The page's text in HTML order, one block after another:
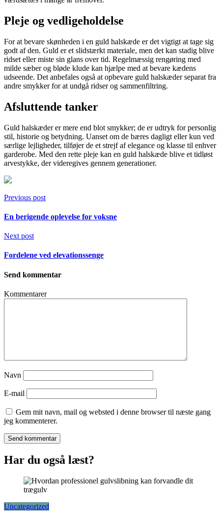
Pleje og vedligeholdelse
For at bevare skønheden i en guld halskæde er det vigtigt at tage sig
godt af den. Guld er et slidstærkt materiale, men det kan stadig blive
ridset eller miste sin glans over tid. Regelmæssig rengøring med
milde sæber og bløde klude kan hjælpe med at bevare kædens
udseende. Det anbefales også at opbevare guld halskæder separat fra
andre smykker for at undgå ridser og sammenfiltring.
Afsluttende tanker
Guld halskæder er mere end blot smykker; de er udtryk for personlig
stil, historie og betydning. Uanset om de bæres dagligt eller kun ved
særlige lejligheder, tilføjer de et strejf af elegance og klasse til enhver
garderobe. Med den rette pleje kan en guld halskæde blive et tidløst
arvestykke, der videregives gennem generationer.
Previous post
En berigende oplevelse for voksne
Next post
Fordelene ved elevationssenge
Send kommentar
Kommentarer
Navn
E-mail
Gem mit navn, mail og websted i denne browser til næste gang
jeg kommenterer.
Har du også læst?
Uncategorized